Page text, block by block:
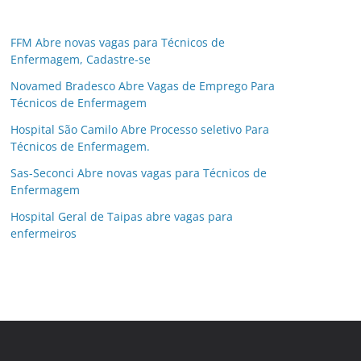
FFM Abre novas vagas para Técnicos de
Enfermagem, Cadastre-se
Novamed Bradesco Abre Vagas de Emprego Para
Técnicos de Enfermagem
Hospital São Camilo Abre Processo seletivo Para
Técnicos de Enfermagem.
Sas-Seconci Abre novas vagas para Técnicos de
Enfermagem
Hospital Geral de Taipas abre vagas para
enfermeiros